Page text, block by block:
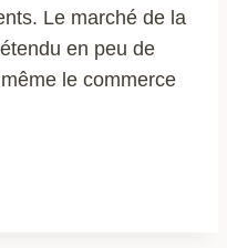
Le marché de la
en peu de
le commerce